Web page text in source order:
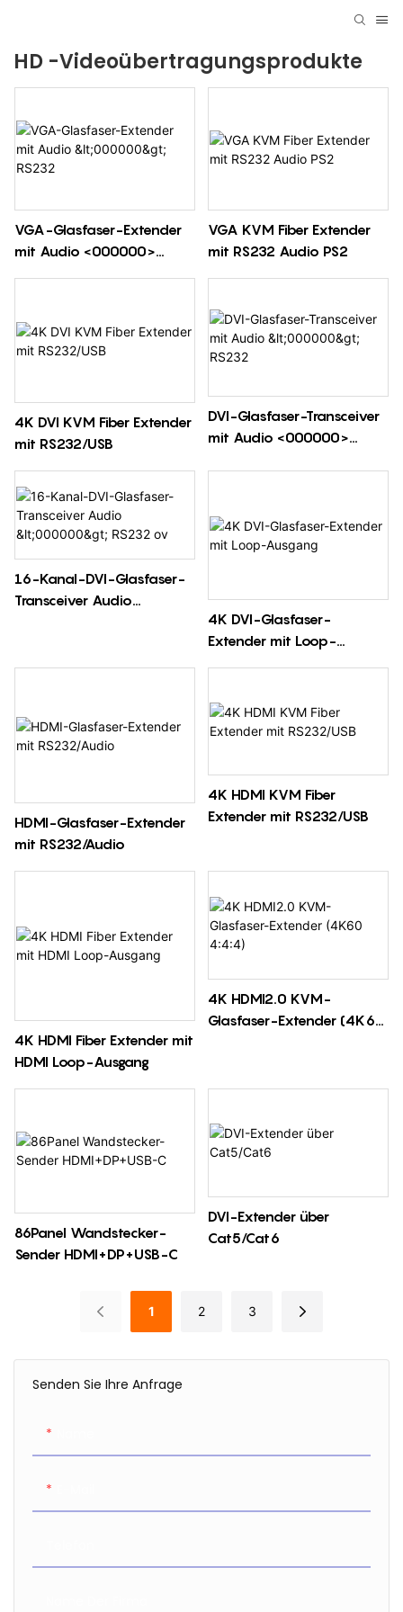
HD -Videoübertragungsprodukte
Senden Sie Ihre Anfrage
VGA-Glasfaser-Extender
mit Audio <000000>
VGA KVM Fiber Extender
mit RS232 Audio PS2
4K DVI KVM Fiber Extender
mit RS232/USB
DVI-Glasfaser-Transceiver
mit Audio <000000>
16-Kanal-DVI-Glasfaser-
Transceiver Audio
4K DVI-Glasfaser-
Extender mit Loop-
HDMI-Glasfaser-Extender
mit RS232/Audio
4K HDMI KVM Fiber
Extender mit RS232/USB
4K HDMI Fiber Extender mit
HDMI Loop-Ausgang
4K HDMI2.0 KVM-
Glasfaser-Extender (4K60
86Panel Wandstecker-
Sender HDMI+DP+USB-C
DVI-Extender über
Cat5/Cat6
1 2 3